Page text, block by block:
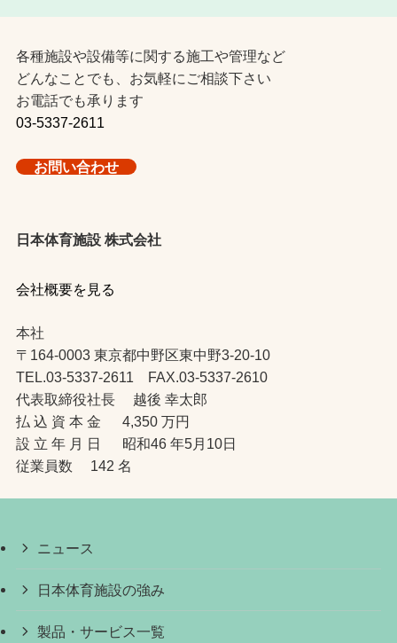
各種施設や設備等に関する施工や管理など
どんなことでも、お気軽にご相談下さい
お電話でも承ります
03-5337-2611
お問い合わせ
日本体育施設 株式会社
会社概要を見る
本社
〒164-0003 東京都中野区東中野3-20-10
TEL.03-5337-2611 FAX.03-5337-2610
代表取締役社長 越後 幸太郎
払 込 資 本 金 4,350 万円
設 立 年 月 日 昭和46 年5月10日
従業員数 142 名
ニュース
日本体育施設の強み
製品・サービス一覧